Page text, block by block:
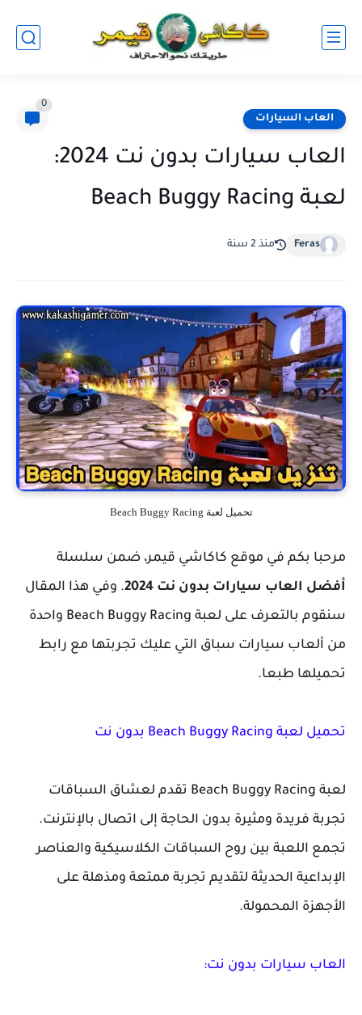
العاب السيارات
0
العاب سيارات بدون نت 2024:
لعبة Beach Buggy Racing
Feras منذ 2 سنة
تحميل لعبة Beach Buggy Racing
مرحبا بكم في موقع كاكاشي قيمر، ضمن سلسلة
أفضل العاب سيارات بدون نت 2024
. وفي هذا المقال
سنقوم بالتعرف على لعبة Beach Buggy Racing واحدة
من ألعاب سيارات سباق التي عليك تجربتها مع رابط
تحميلها طبعا.
تحميل لعبة Beach Buggy Racing بدون نت
لعبة Beach Buggy Racing تقدم لعشاق السباقات
تجربة فريدة ومثيرة بدون الحاجة إلى اتصال بالإنترنت.
تجمع اللعبة بين روح السباقات الكلاسيكية والعناصر
الإبداعية الحديثة لتقديم تجربة ممتعة ومذهلة على
الأجهزة المحمولة.
العاب سيارات بدون نت: